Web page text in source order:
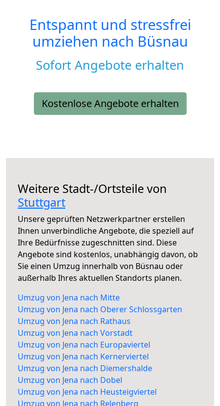
Entspannt und stressfrei
umziehen nach Büsnau
Sofort Angebote erhalten
Kostenlose Angebote erhalten
Weitere Stadt-/Ortsteile von
Stuttgart
Unsere geprüften Netzwerkpartner erstellen
Ihnen unverbindliche Angebote, die speziell auf
Ihre Bedürfnisse zugeschnitten sind. Diese
Angebote sind kostenlos, unabhängig davon, ob
Sie einen Umzug innerhalb von Büsnau oder
außerhalb Ihres aktuellen Standorts planen.
Umzug von Jena nach Mitte
Umzug von Jena nach Oberer Schlossgarten
Umzug von Jena nach Rathaus
Umzug von Jena nach Vorstadt
Umzug von Jena nach Europaviertel
Umzug von Jena nach Kernerviertel
Umzug von Jena nach Diemershalde
Umzug von Jena nach Dobel
Umzug von Jena nach Heusteigviertel
Umzug von Jena nach Relenberg